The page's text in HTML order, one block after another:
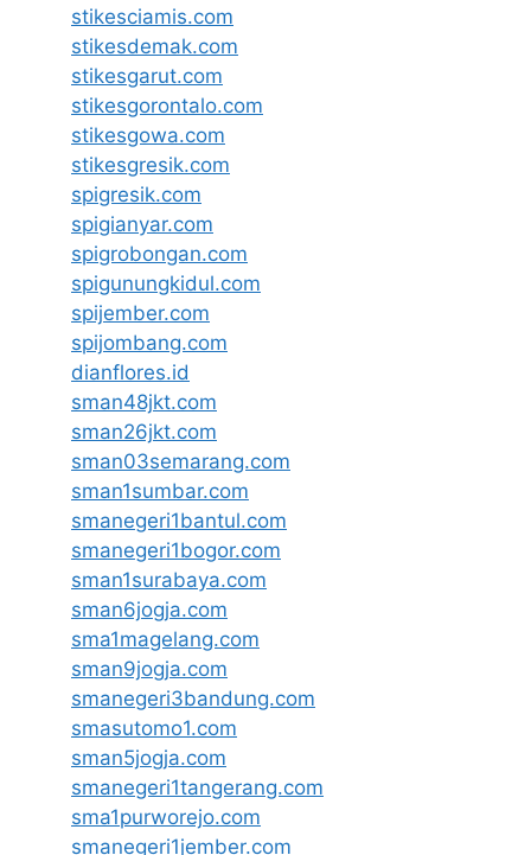
stikesciamis.com
stikesdemak.com
stikesgarut.com
stikesgorontalo.com
stikesgowa.com
stikesgresik.com
spigresik.com
spigianyar.com
spigrobongan.com
spigunungkidul.com
spijember.com
spijombang.com
dianflores.id
sman48jkt.com
sman26jkt.com
sman03semarang.com
sman1sumbar.com
smanegeri1bantul.com
smanegeri1bogor.com
sman1surabaya.com
sman6jogja.com
sma1magelang.com
sman9jogja.com
smanegeri3bandung.com
smasutomo1.com
sman5jogja.com
smanegeri1tangerang.com
sma1purworejo.com
smanegeri1jember.com